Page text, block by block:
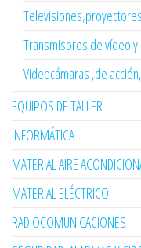
Transmisores de vídeo y
Videocámaras ,de
EQUIPOS DE TALLER
INFORMÁTICA
MATERIAL AIRE
MATERIAL ELÉCTRICO
RADIOCOMUNICACIONES